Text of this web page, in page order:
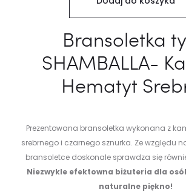
Bransoletka
SHAMBALLA-
Hematyt
Prezentowana bransoletka wykonana z
srebrnego i czarnego sznurka. Ze względu
bransoletce doskonale sprawdza się
Niezwykle efektowna biżuteria dla
naturalne piękno!